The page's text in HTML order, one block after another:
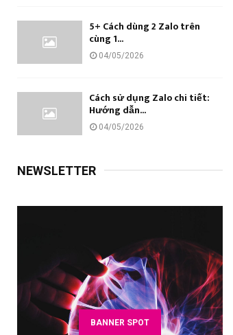
5+ Cách dùng 2 Zalo trên
cùng 1...
04/05/2026
Cách sử dụng Zalo chi tiết:
Hướng dẫn...
04/05/2026
NEWSLETTER
BANNER SPOT